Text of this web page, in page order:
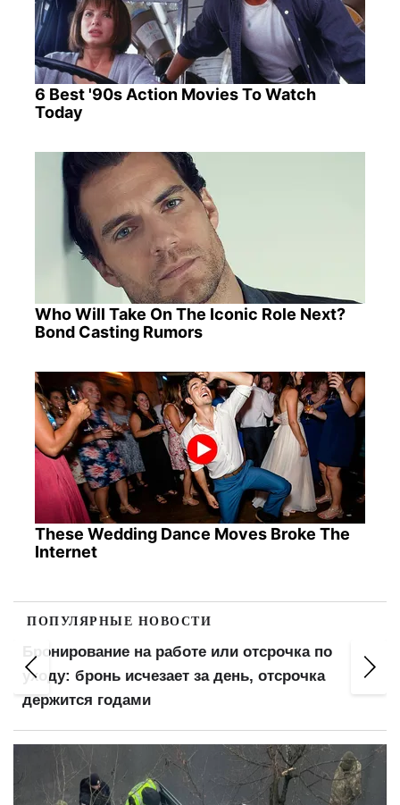
6 Best '90s Action Movies To Watch
Today
Who Will Take On The Iconic Role Next?
Bond Casting Rumors
These Wedding Dance Moves Broke The
Internet
ПОПУЛЯРНЫЕ НОВОСТИ
Бронирование на работе или отсрочка по
уходу: бронь исчезает за день, отсрочка
держится годами